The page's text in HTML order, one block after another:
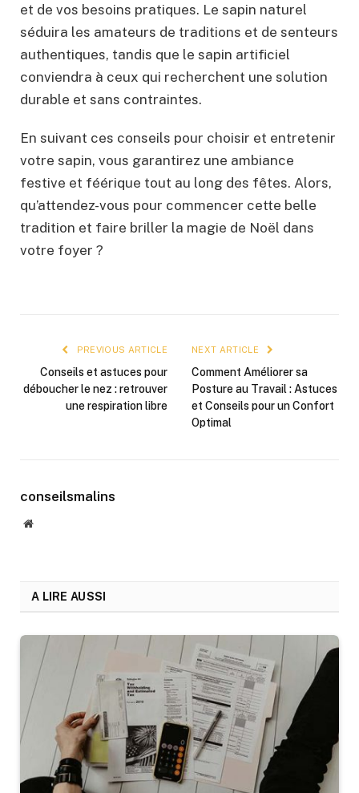
et de vos besoins pratiques. Le sapin naturel
séduira les amateurs de traditions et de senteurs
authentiques, tandis que le sapin artificiel
conviendra à ceux qui recherchent une solution
durable et sans contraintes.
En suivant ces conseils pour choisir et entretenir
votre sapin, vous garantirez une ambiance
festive et féérique tout au long des fêtes. Alors,
qu’attendez-vous pour commencer cette belle
tradition et faire briller la magie de Noël dans
votre foyer ?
PREVIOUS ARTICLE
Conseils et astuces pour
déboucher le nez : retrouver
une respiration libre
NEXT ARTICLE
Comment Améliorer sa
Posture au Travail : Astuces
et Conseils pour un Confort
Optimal
conseilsmalins
Website
A LIRE AUSSI